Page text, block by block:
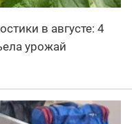
в августе: 4
урожай